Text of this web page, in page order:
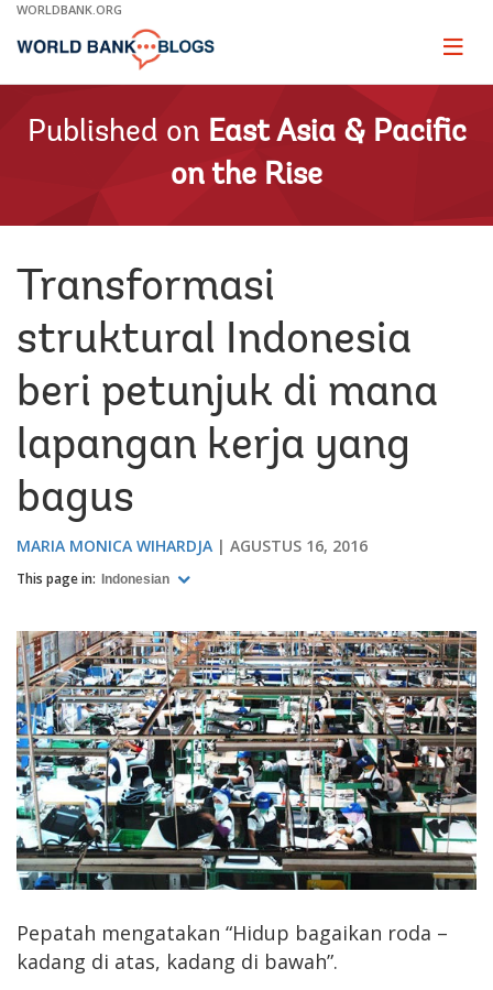
Skip
Main
WORLDBANK.ORG
Page
Published on East Asia & Pacific
on the Rise
Transformasi
struktural Indonesia
beri petunjuk di mana
lapangan kerja yang
bagus
MARIA MONICA WIHARDJA AGUSTUS 16, 2016
This page in: Indonesian
Pepatah mengatakan “Hidup bagaikan roda –
kadang di atas, kadang di bawah”.